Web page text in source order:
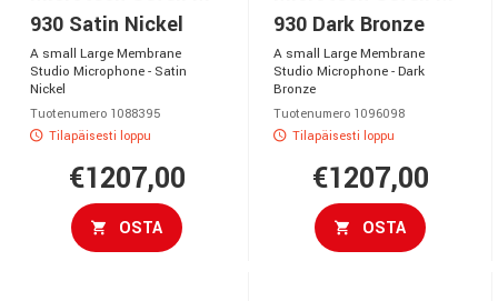
930 Satin Nickel
A small Large Membrane
Studio Microphone - Satin
Nickel
Tuotenumero 1088395
Tilapäisesti loppu
€1207,00
OSTA
930 Dark Bronze
A small Large Membrane
Studio Microphone - Dark
Bronze
Tuotenumero 1096098
Tilapäisesti loppu
€1207,00
OSTA